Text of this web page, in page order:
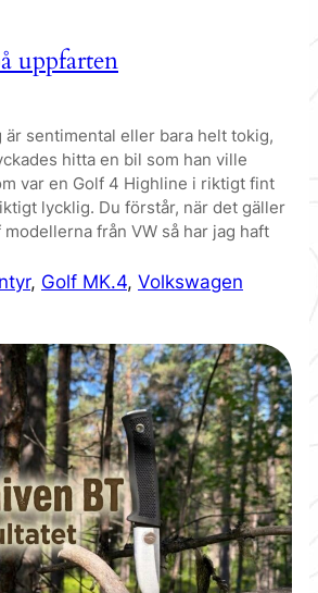
uppfarten
är sentimental eller bara helt tokig,
hitta en bil som han ville
var en Golf 4 Highline i riktigt fint
lycklig. Du förstår, när det gäller
från VW så har jag haft
, Golf MK.4, Volkswagen